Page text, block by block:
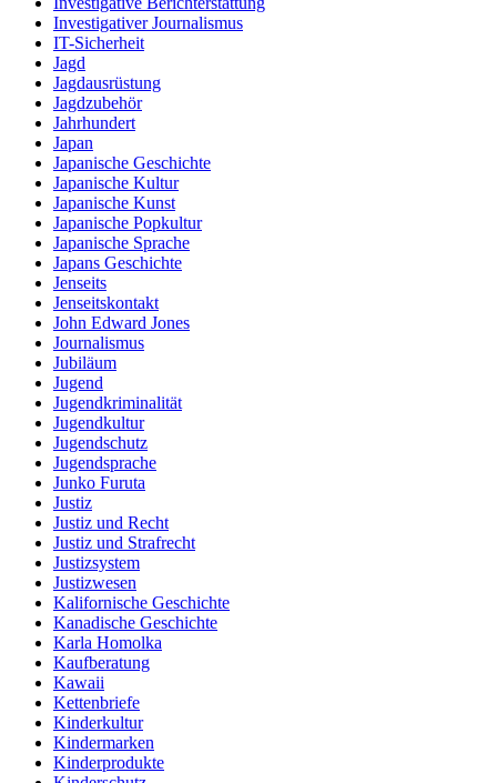
Investigativer Journalismus
IT-Sicherheit
Jagd
Jagdausrüstung
Jagdzubehör
Jahrhundert
Japan
Japanische Geschichte
Japanische Kultur
Japanische Kunst
Japanische Popkultur
Japanische Sprache
Japans Geschichte
Jenseits
Jenseitskontakt
John Edward Jones
Journalismus
Jubiläum
Jugend
Jugendkriminalität
Jugendkultur
Jugendschutz
Jugendsprache
Junko Furuta
Justiz
Justiz und Recht
Justiz und Strafrecht
Justizsystem
Justizwesen
Kalifornische Geschichte
Kanadische Geschichte
Karla Homolka
Kaufberatung
Kawaii
Kettenbriefe
Kinderkultur
Kindermarken
Kinderprodukte